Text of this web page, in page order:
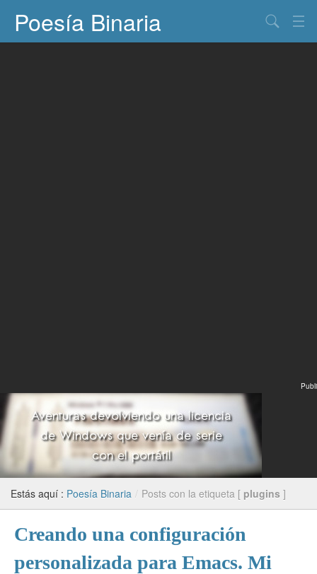
Poesía Binaria
Publi
Estás aquí : Poesía Binaria / Posts con la etiqueta [ plugins ]
Creando una configuración
personalizada para Emacs. Mi